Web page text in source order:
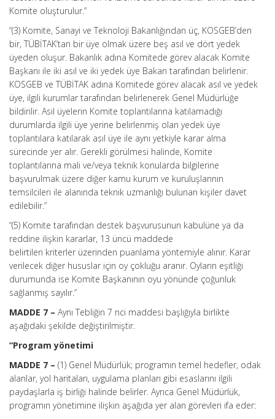
Komite oluşturulur.”
“(3) Komite, Sanayi ve Teknoloji Bakanlığından üç, KOSGEB’den
bir, TÜBİTAK’tan bir üye olmak üzere beş asıl ve dört yedek
üyeden oluşur. Bakanlık adına Komitede görev alacak Komite
Başkanı ile iki asıl ve iki yedek üye Bakan tarafından belirlenir.
KOSGEB ve TÜBİTAK adına Komitede görev alacak asıl ve yedek
üye, ilgili kurumlar tarafından belirlenerek Genel Müdürlüğe
bildirilir. Asıl üyelerin Komite toplantılarına katılamadığı
durumlarda ilgili üye yerine belirlenmiş olan yedek üye
toplantılara katılarak asıl üye ile aynı yetkiyle karar alma
sürecinde yer alır. Gerekli görülmesi halinde, Komite
toplantılarına mali ve/veya teknik konularda bilgilerine
başvurulmak üzere diğer kamu kurum ve kuruluşlarının
temsilcileri ile alanında teknik uzmanlığı bulunan kişiler davet
edilebilir.”
“(5) Komite tarafından destek başvurusunun kabulüne ya da
reddine ilişkin kararlar, 13 üncü maddede
belirtilen kriterler üzerinden puanlama yöntemiyle alınır. Karar
verilecek diğer hususlar için oy çokluğu aranır. Oyların eşitliği
durumunda ise Komite Başkanının oyu yönünde çoğunluk
sağlanmış sayılır.”
MADDE 7 – Aynı Tebliğin 7 nci maddesi başlığıyla birlikte
aşağıdaki şekilde değiştirilmiştir.
“Program yönetimi
MADDE 7 – (1) Genel Müdürlük; programın temel hedefler, odak
alanlar, yol haritaları, uygulama planları gibi esaslarını ilgili
paydaşlarla iş birliği halinde belirler. Ayrıca Genel Müdürlük,
programın yönetimine ilişkin aşağıda yer alan görevleri ifa eder: